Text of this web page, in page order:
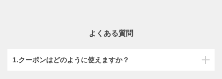
よくある質問
1.クーポンはどのように使えますか？